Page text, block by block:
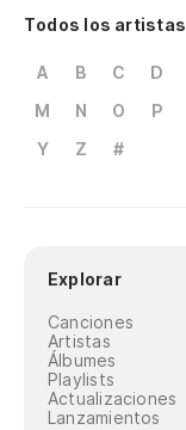
Todos los artistas
A B C D
M
N O P
Y
Z #
Explorar
Canciones
Artistas
Álbumes
Playlists
Actualizaciones
Lanzamientos